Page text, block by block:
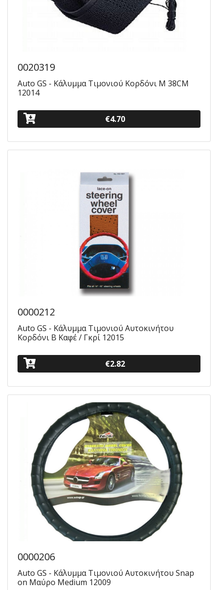
0020319
Auto GS - Κάλυμμα Tιμονιού Κορδόνι M 38CM
12014
€4.70
0000212
Auto GS - Κάλυμμα Τιμονιού Αυτοκινήτου
Κορδόνι Β Καφέ / Γκρί 12015
€2.82
0000206
Auto GS - Κάλυμμα Τιμονιού Αυτοκινήτου Snap
on Μαύρο Medium 12009